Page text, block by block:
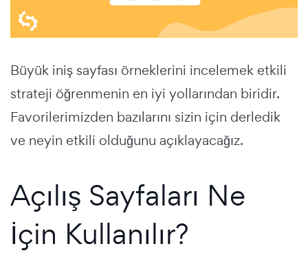
Büyük iniş sayfası örneklerini incelemek etkili
strateji öğrenmenin en iyi yollarından biridir.
Favorilerimizden bazılarını sizin için derledik
ve neyin etkili olduğunu açıklayacağız.
Açılış Sayfaları Ne
İçin Kullanılır?